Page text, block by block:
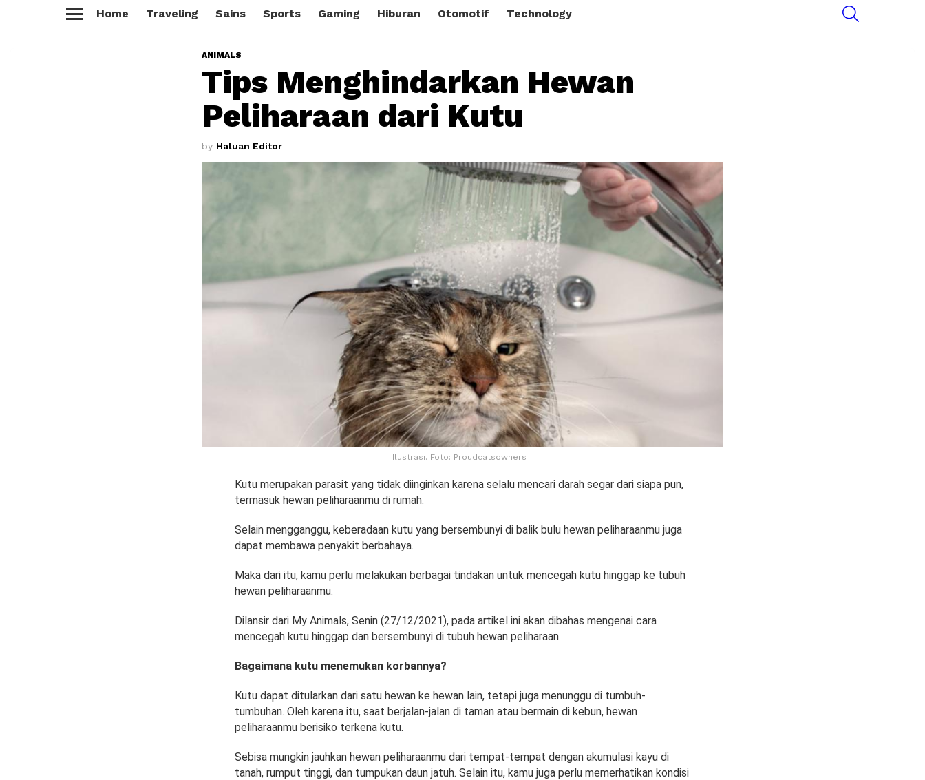
Home Traveling Sains Sports Gaming Hiburan Otomotif Technology
ANIMALS
Tips Menghindarkan Hewan
Peliharaan dari Kutu
by Haluan Editor
Ilustrasi. Foto: Proudcatsowners
Kutu merupakan parasit yang tidak diinginkan karena selalu mencari darah segar dari siapa pun,
termasuk hewan peliharaanmu di rumah.
Selain mengganggu, keberadaan kutu yang bersembunyi di balik bulu hewan peliharaanmu juga
dapat membawa penyakit berbahaya.
Maka dari itu, kamu perlu melakukan berbagai tindakan untuk mencegah kutu hinggap ke tubuh
hewan peliharaanmu.
Dilansir dari My Animals, Senin (27/12/2021), pada artikel ini akan dibahas mengenai cara
mencegah kutu hinggap dan bersembunyi di tubuh hewan peliharaan.
Bagaimana kutu menemukan korbannya?
Kutu dapat ditularkan dari satu hewan ke hewan lain, tetapi juga menunggu di tumbuh-
tumbuhan. Oleh karena itu, saat berjalan-jalan di taman atau bermain di kebun, hewan
peliharaanmu berisiko terkena kutu.
Sebisa mungkin jauhkan hewan peliharaanmu dari tempat-tempat dengan akumulasi kayu di
tanah, rumput tinggi, dan tumpukan daun jatuh. Selain itu, kamu juga perlu memerhatikan kondisi